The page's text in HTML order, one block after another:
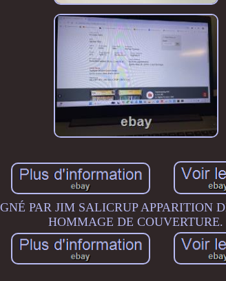
PAR JIM SALICRUP APPARITION
HOMMAGE DE COUVERTURE.